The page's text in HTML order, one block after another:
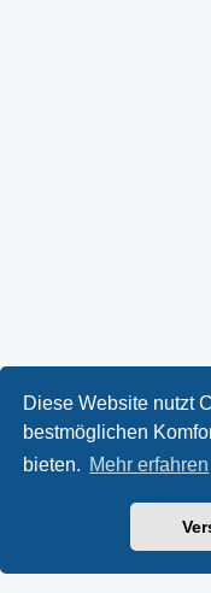
Diese Website nutzt
bestmöglichen
bieten. Mehr erfahren